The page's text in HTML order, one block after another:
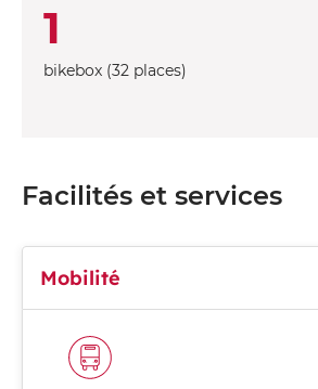
1
bikebox (32 places)
Facilités et services
Mobilité